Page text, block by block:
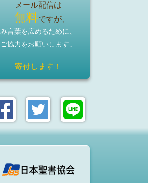
メール配信は
無料ですが、
み言葉を広めるために、
ご協力をお願いします。
寄付します！